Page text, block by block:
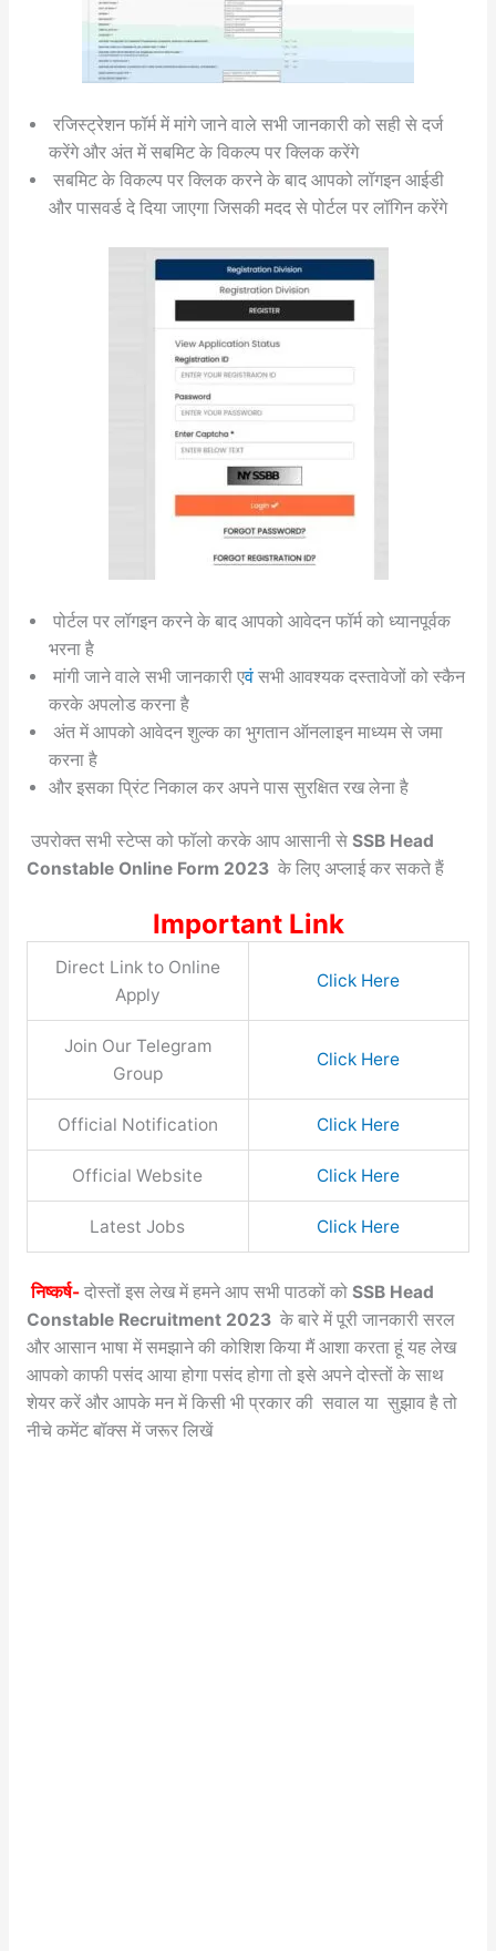
रजिस्ट्रेशन फॉर्म में मांगे जाने वाले सभी जानकारी को सही से दर्ज
करेंगे और अंत में सबमिट के विकल्प पर क्लिक करेंगे
सबमिट के विकल्प पर क्लिक करने के बाद आपको लॉगइन आईडी
और पासवर्ड दे दिया जाएगा जिसकी मदद से पोर्टल पर लॉगिन करेंगे
पोर्टल पर लॉगइन करने के बाद आपको आवेदन फॉर्म को ध्यानपूर्वक
भरना है
मांगी जाने वाले सभी जानकारी एवंसभी आवश्यक दस्तावेजों को स्कैन
करके अपलोड करना है
अंत में आपको आवेदन शुल्क का भुगतान ऑनलाइन माध्यम से जमा
करना है
और इसका प्रिंट निकाल कर अपने पास सुरक्षित रख लेना है
उपरोक्त सभी स्टेप्स को फॉलो करके आप आसानी से SSB Head
Constable Online Form 2023 के लिए अप्लाई कर सकते हैं
Important Link
Direct Link to Online
Apply
Click Here
Join Our Telegram
Group
Click Here
Official Notification Click Here
Official Website Click Here
Latest Jobs Click Here
निष्कर्ष- दोस्तों इस लेख में हमने आप सभी पाठकों को SSB Head
Constable Recruitment 2023 के बारे में पूरी जानकारी सरल
और आसान भाषा में समझाने की कोशिश किया मैं आशा करता हूं यह लेख
आपको काफी पसंद आया होगा पसंद होगा तो इसे अपने दोस्तों के साथ
शेयर करें और आपके मन में किसी भी प्रकार की सवाल या सुझाव है तो
नीचे कमेंट बॉक्स में जरूर लिखें